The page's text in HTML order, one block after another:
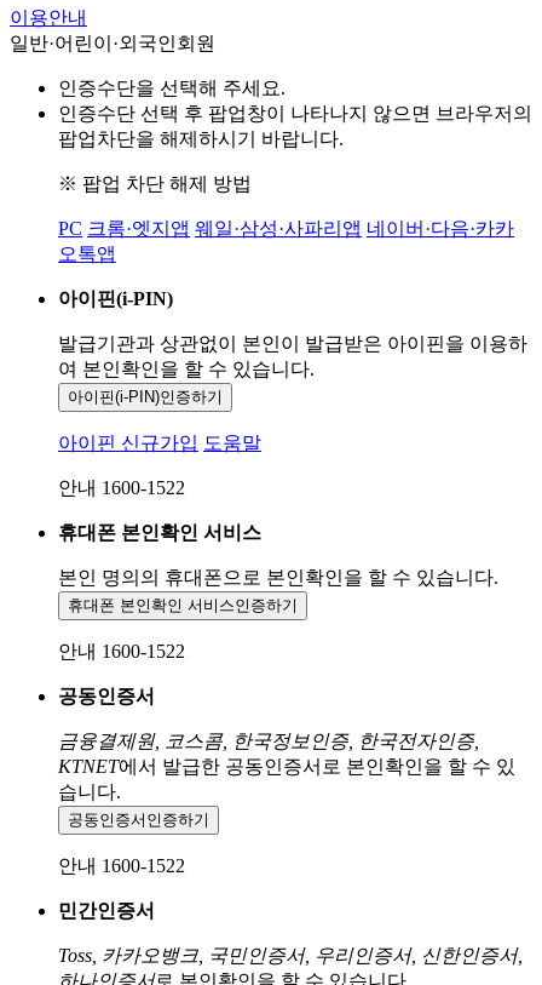
이용안내
일반·어린이·외국인회원
인증수단을 선택해 주세요.
인증수단 선택 후 팝업창이 나타나지 않으면 브라우저의
팝업차단을 해제하시기 바랍니다.
※ 팝업 차단 해제 방법
PC 크롬·엣지앱 웨일·삼성·사파리앱 네이버·다음·카카
오톡앱
아이핀(i-PIN)
발급기관과 상관없이 본인이 발급받은 아이핀을 이용하
여 본인확인을 할 수 있습니다.
아이핀(i-PIN)인증하기
아이핀 신규가입 도움말
안내 1600-1522
휴대폰 본인확인 서비스
본인 명의의 휴대폰으로 본인확인을 할 수 있습니다.
휴대폰 본인확인 서비스인증하기
안내 1600-1522
공동인증서
금융결제원, 코스콤, 한국정보인증, 한국전자인증,
KTNET에서 발급한 공동인증서로 본인확인을 할 수 있
습니다.
공동인증서 인증하기
안내 1600-1522
민간인증서
Toss, 카카오뱅크, 국민인증서, 우리인증서, 신한인증서,